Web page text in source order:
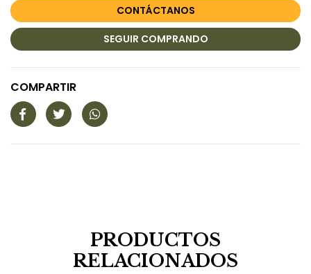
CONTÁCTANOS
SEGUIR COMPRANDO
COMPARTIR
PRODUCTOS
RELACIONADOS